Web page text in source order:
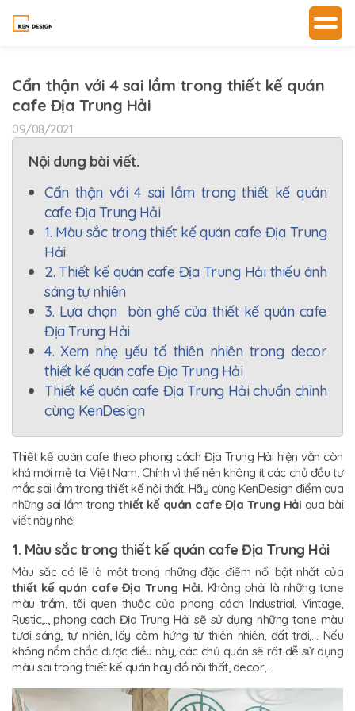
Cẩn thận với 4 sai lầm trong thiết kế quán
cafe Địa Trung Hải
09/08/2021
Nội dung bài viết.
Cẩn thận với 4 sai lầm trong thiết kế quán
cafe Địa Trung Hải
1. Màu sắc trong thiết kế quán cafe Địa Trung
Hải
2. Thiết kế quán cafe Địa Trung Hải thiếu ánh
sáng tự nhiên
3. Lựa chọn bàn ghế của thiết kế quán cafe
Địa Trung Hải
4. Xem nhẹ yếu tố thiên nhiên trong decor
thiết kế quán cafe Địa Trung Hải
Thiết kế quán cafe Địa Trung Hải chuẩn chỉnh
cùng KenDesign
Thiết kế quán cafe theo phong cách Địa Trung Hải hiện vẫn còn
khá mới mẻ tại Việt Nam. Chính vì thế nên không ít các chủ đầu tư
mắc sai lầm trong thiết kế nội thất. Hãy cùng KenDesign điểm qua
những sai lầm trong thiết kế quán cafe Địa Trung Hải qua bài
viết này nhé!
1. Màu sắc trong thiết kế quán cafe Địa Trung Hải
Màu sắc có lẽ là một trong những đặc điểm nổi bật nhất của
thiết kế quán cafe Địa Trung Hải. Không phải là những tone
màu trầm, tối quen thuộc của phong cách Industrial, Vintage,
Rustic,.., phong cách Địa Trung Hải sẽ sử dụng những tone màu
tươi sáng, tự nhiên, lấy cảm hứng từ thiên nhiên, đất trời,… Nếu
không nắm chắc được điều này, các chủ quán sẽ rất dễ sử dụng
màu sai trong thiết kế quán hay đồ nội thất, decor,…